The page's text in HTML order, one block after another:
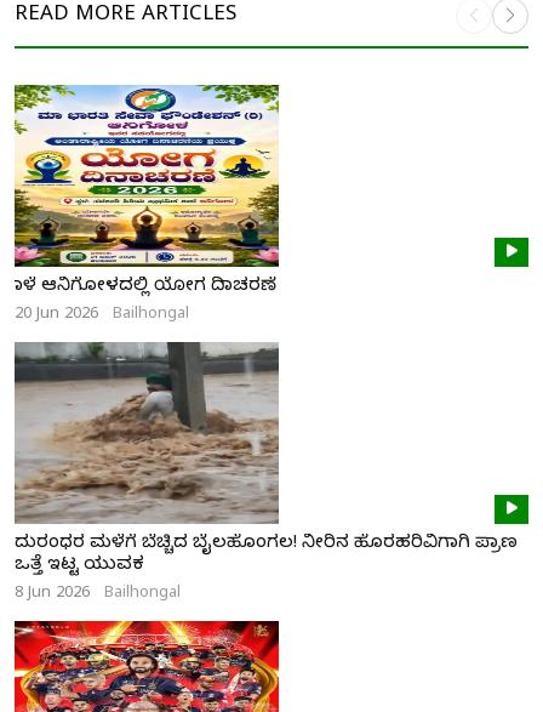
READ MORE ARTICLES
ನಾಳೆ ಆನಿಗೋಳದಲ್ಲಿ ಯೋಗ ದಿನಾಚರಣೆ
20 Jun 2026 Bailhongal
ದುರಂಧರ ಮಳೆಗೆ ಬೆಚ್ಚಿದ ಬೈಲಹೊಂಗಲ! ನೀರಿನ ಹೊರಹರಿವಿಗಾಗಿ ಪ್ರಾಣ
ಒತ್ತೆ ಇಟ್ಟ ಯುವಕ
8 Jun 2026 Bailhongal